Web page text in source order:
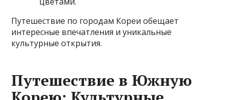
Путешествие по городам Кореи обещает
интересные впечатления и уникальные
культурные открытия.
Путешествие в Южную